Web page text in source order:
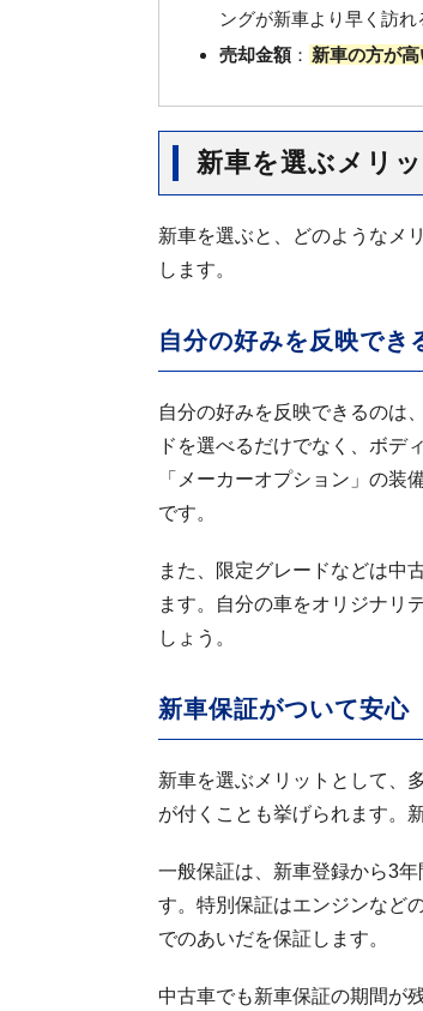
ングが新車より早く訪
売却金額： 新車の方が高
新車を選ぶメリ
新車を選ぶと、どのようなメ
します。
自分の好みを反映でき
自分の好みを反映できるのは
ドを選べるだけでなく、ボデ
「メーカーオプション」の
です。
また、限定グレードなどは中
ます。自分の車をオリジナリ
しょう。
新車保証がついて安心
新車を選ぶメリットとして、
が付くことも挙げられます。
一般保証は、新車登録から3
す。特別保証はエンジンなど
でのあいだを保証します。
中古車でも新車保証の期間が